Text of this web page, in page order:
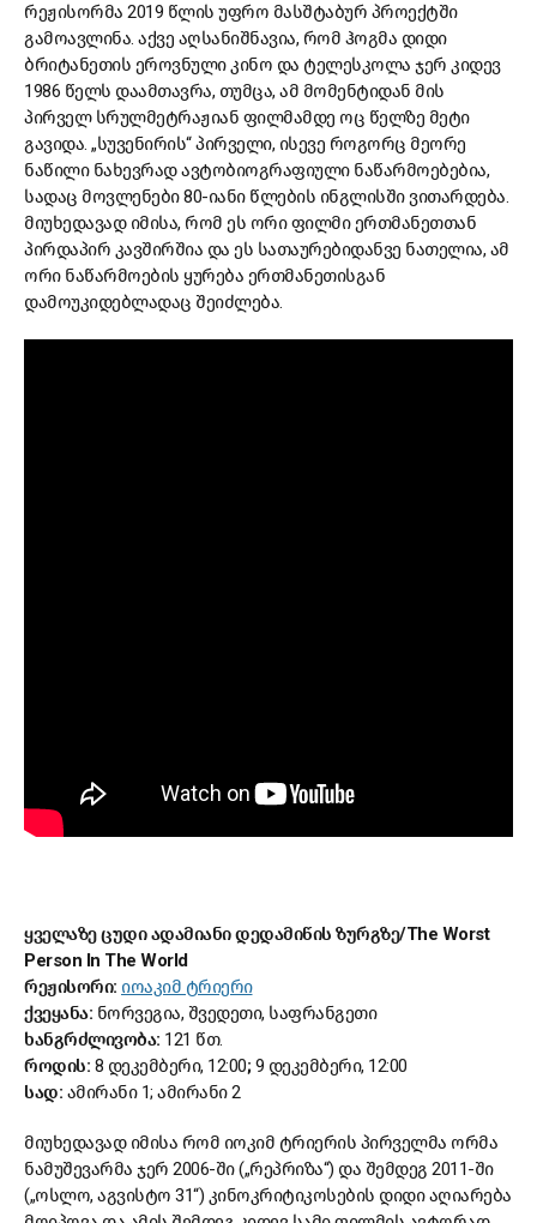
რეჟისორმა 2019 წლის უფრო მასშტაბურ პროექტში
გამოავლინა. აქვე აღსანიშნავია, რომ ჰოგმა დიდი
ბრიტანეთის ეროვნული კინო და ტელესკოლა ჯერ კიდევ
1986 წელს დაამთავრა, თუმცა, ამ მომენტიდან მის
პირველ სრულმეტრაჟიან ფილმამდე ოც წელზე მეტი
გავიდა. „სუვენირის“ პირველი, ისევე როგორც მეორე
ნაწილი ნახევრად ავტობიოგრაფიული ნაწარმოებებია,
სადაც მოვლენები 80-იანი წლების ინგლისში ვითარდება.
მიუხედავად იმისა, რომ ეს ორი ფილმი ერთმანეთთან
პირდაპირ კავშირშია და ეს სათაურებიდანვე ნათელია, ამ
ორი ნაწარმოების ყურება ერთმანეთისგან
დამოუკიდებლადაც შეიძლება.
ყველაზე ცუდი ადამიანი დედამიწის ზურგზე/The Worst
Person In The World
რეჟისორი: იოაკიმ ტრიერი
ქვეყანა: ნორვეგია, შვედეთი, საფრანგეთი
ხანგრძლივობა: 121 წთ.
როდის: 8 დეკემბერი, 12:00;9 დეკემბერი, 12:00
სად: ამირანი 1; ამირანი 2
მიუხედავად იმისა რომ იოკიმ ტრიერის პირველმა ორმა
ნამუშევარმა ჯერ 2006-ში („რეპრიზა“) და შემდეგ 2011-ში
(„ოსლო, აგვისტო 31“) კინოკრიტიკოსების დიდი აღიარება